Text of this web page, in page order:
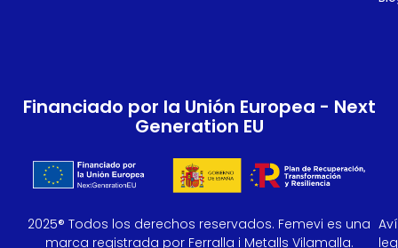
Financiado por la Unión Europea - Next
Generation EU
2025® Todos los derechos reservados. Femevi es una
marca registrada por Ferralla i Metalls Vilamalla.